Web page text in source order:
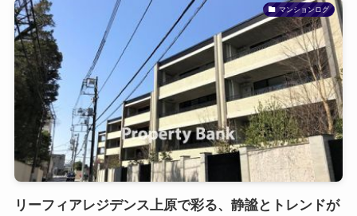
マンションログ
リーフィアレジデンス上原で彩る、静謐とトレンドが